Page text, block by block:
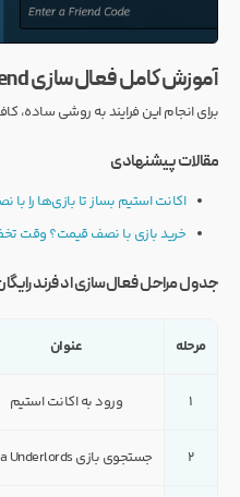
آموزش کامل فعال‌سازی Add Friend بدون پرداخت پول
برای انجام این فرایند به روشی ساده،
مقالات پیشنهادی
اکانت استیم بساز تا بازی‌ها را
خرید بازی با نصف قیمت؟ وقت
جدول مراحل فعال‌سازی اد فرند
مرحله عنوان
۱ ورود به اکانت استیم
۲ جستجوی بازی Dota Underlords